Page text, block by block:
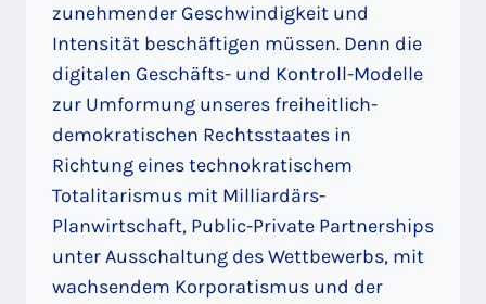
zunehmender Geschwindigkeit und
Intensität beschäftigen müssen. Denn die
digitalen Geschäfts- und Kontroll-Modelle
zur Umformung unseres freiheitlich-
demokratischen Rechtsstaates in
Richtung eines technokratischem
Totalitarismus mit Milliardärs-
Planwirtschaft, Public-Private Partnerships
unter Ausschaltung des Wettbewerbs, mit
wachsendem Korporatismus und der